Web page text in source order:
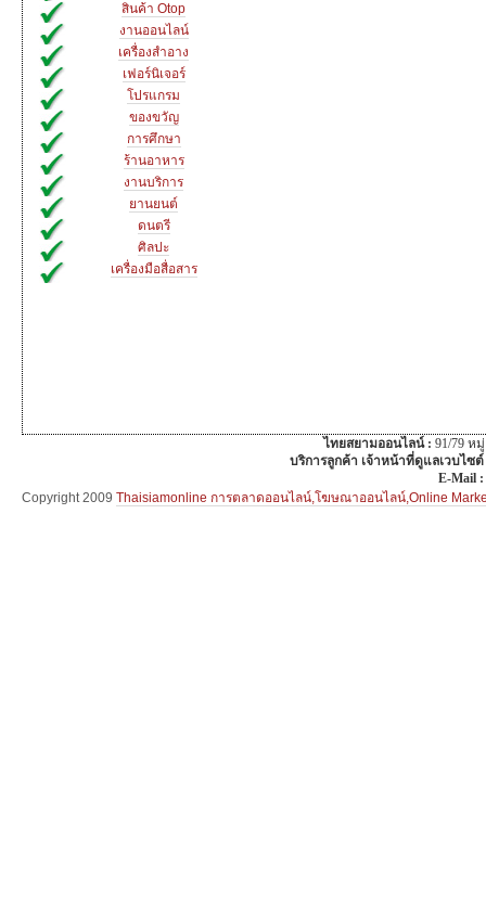
สินค้า Otop
งานออนไลน์
เครื่องสำอาง
เฟอร์นิเจอร์
โปรแกรม
ของขวัญ
การศึกษา
ร้านอาหาร
งานบริการ
ยานยนต์
ดนตรี
ศิลปะ
เครื่องมือสื่อสาร
ไทยสยามออนไลน์ : 91/79 ห
บริการลูกค้า เจ้าหน้าที่ดูแลเวบไซ
E-Mail :
Copyright 2009 Thaisiamonline การตลาดออนไลน์,โฆษณาออนไลน์,Online